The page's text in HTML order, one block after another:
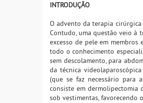
INTRODUÇÃO
O advento da terapia
Contudo, uma questão veio à
excesso de pele em
todo o conhecimento
sem descolamento, para
da técnica
(que se faz necessário para
consiste em dermolipectomia
sob vestimentas, favorecendo